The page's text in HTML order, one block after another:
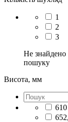
1
2
3
Не знайдено
пошуку
Висота, мм
610